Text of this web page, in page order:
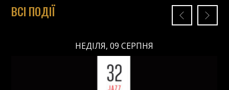
ВСІ ПОДІЇ
НЕДІЛЯ, 09 СЕРПНЯ